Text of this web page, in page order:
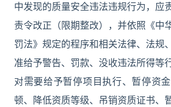
中发现的质量安全违法违规行为，应
责令改正（限期整改），并依照《中
罚法》规定的程序和相关法律、法规
准给予警告、罚款、没收违法所得等
对需要给予暂停项目执行、暂停资
顿、降低资质等级、吊销资质证书、